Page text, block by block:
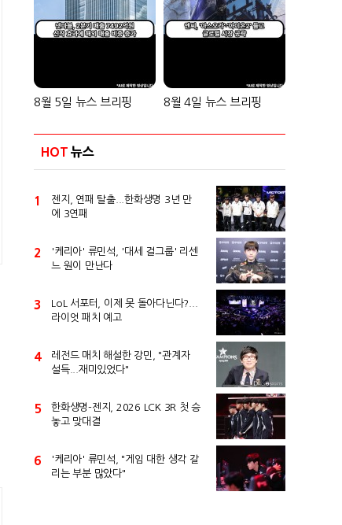
8월 5일 뉴스 브리핑 8월 4일 뉴스 브리핑
HOT 뉴스
1
젠지, 연패 탈출...한화생명 3년 만
에 3연패
2
'케리아' 류민석, '대세 걸그룹' 리센
느 원이 만난다
3
LoL 서포터, 이제 못 돌아다닌다?...
라이엇 패치 예고
4
레전드 매치 해설한 강민, "관계자
설득...재미있었다"
5
한화생명-젠지, 2026 LCK 3R 첫 승
놓고 맞대결
6
'케리아' 류민석, "게임 대한 생각 갈
리는 부분 많았다"